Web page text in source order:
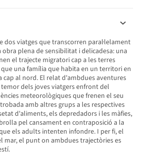
dos viatges que transcorren paral·lelament
plena de sensibilitat i delicadesa: una
el trajecte migratori cap a les terres
una família que habita en un territori en
cap al nord. El relat d'ambdues aventures
dels joves viatgers enfront del
meteorològiques que frenen el seu
amb altres grups a les respectives
d'aliments, els depredadors i les màfies,
pel cansament en contraposició a la
els adults intenten infondre. I per fi, el
mar, el punt on ambdues trajectòries es